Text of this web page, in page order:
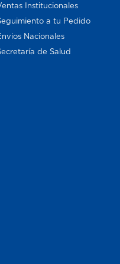
Institucionales
a tu Pedido
Nacionales
de Salud